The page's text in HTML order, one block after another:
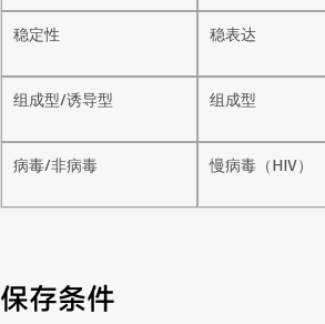
稳定性 稳表达
组成型/诱导型 组成型
病毒/非病毒 慢病毒（HIV）
保存条件